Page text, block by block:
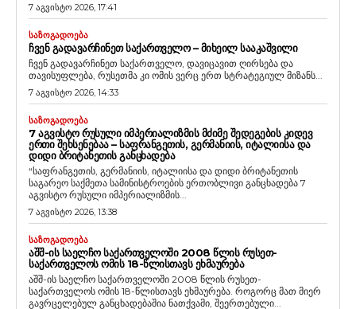
7 აგვისტო 2026, 17:41
ᲡᲐᲖᲝᲒᲐᲓᲝᲔᲑᲐ
ᲩᲕᲔᲜ ᲒᲐᲓᲐᲕᲐᲠᲩᲘᲜᲔᲗ ᲡᲐᲥᲐᲠᲗᲕᲔᲚᲝ – ᲛᲘᲮᲔᲘᲚ ᲡᲐᲐᲙᲐᲨᲕᲘᲚᲘ
ჩვენ გადავარჩინეთ საქართველო, დავიცავით ღირსება და
თავისუფლება, რუსეთმა კი ომის ვერც ერთ სტრატეგიულ მიზანს...
7 აგვისტო 2026, 14:33
ᲡᲐᲖᲝᲒᲐᲓᲝᲔᲑᲐ
7 ᲐᲒᲕᲘᲡᲢᲝ ᲠᲣᲡᲣᲚᲘ ᲘᲛᲞᲔᲠᲘᲐᲚᲘᲖᲛᲘᲡ ᲛᲫᲘᲛᲔ ᲨᲔᲓᲔᲒᲔᲑᲘᲡ ᲙᲘᲓᲔᲕ
ᲔᲠᲗᲘ ᲨᲔᲮᲡᲔᲜᲔᲑᲐᲐ – ᲡᲐᲤᲠᲐᲜᲒᲔᲗᲘᲡ, ᲒᲔᲠᲛᲐᲜᲘᲘᲡ, ᲘᲢᲐᲚᲘᲘᲡᲐ ᲓᲐ
ᲓᲘᲓᲘ ᲑᲠᲘᲢᲐᲜᲔᲗᲘᲡ ᲒᲐᲜᲪᲮᲐᲓᲔᲑᲐ
“საფრანგეთის, გერმანიის, იტალიისა და დიდი ბრიტანეთის
საგარეო საქმეთა სამინისტროების ერთობლივი განცხადება 7
აგვისტო რუსული იმპერიალიზმის...
7 აგვისტო 2026, 13:38
ᲡᲐᲖᲝᲒᲐᲓᲝᲔᲑᲐ
ᲐᲨᲨ-ᲘᲡ ᲡᲐᲔᲚᲩᲝ ᲡᲐᲥᲐᲠᲗᲕᲔᲚᲝᲨᲘ 2008 ᲬᲚᲘᲡ ᲠᲣᲡᲔᲗ-
ᲡᲐᲥᲐᲠᲗᲕᲔᲚᲝᲡ ᲝᲛᲘᲡ 18-ᲬᲚᲘᲡᲗᲐᲕᲡ ᲔᲮᲛᲐᲣᲠᲔᲑᲐ
აშშ-ის საელჩო საქართველოში 2008 წლის რუსეთ-
საქართველოს ომის 18-წლისთავს ეხმაურება. როგორც მათ მიერ
გავრცელებულ განცხადებაშია ნათქვამი, შეერთებული...